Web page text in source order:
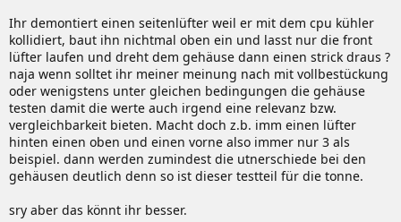
Ihr demontiert einen seitenlüfter weil er mit dem cpu kühler
kollidiert, baut ihn nichtmal oben ein und lasst nur die front
lüfter laufen und dreht dem gehäuse dann einen strick draus ?
naja wenn solltet ihr meiner meinung nach mit vollbestückung
oder wenigstens unter gleichen bedingungen die gehäuse
testen damit die werte auch irgend eine relevanz bzw.
vergleichbarkeit bieten. Macht doch z.b. imm einen lüfter
hinten einen oben und einen vorne also immer nur 3 als
beispiel. dann werden zumindest die utnerschiede bei den
gehäusen deutlich denn so ist dieser testteil für die tonne.
sry aber das könnt ihr besser.